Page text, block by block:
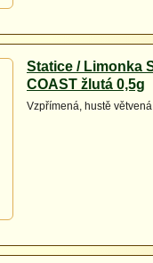
Statice / Limonka
COAST žlutá 0,5g
Vzpřímená, hustě